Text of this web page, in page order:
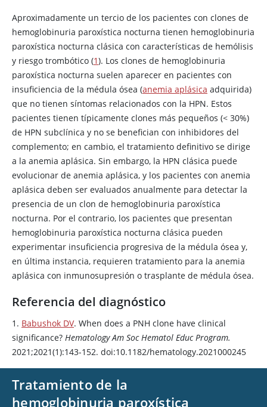
Aproximadamente un tercio de los pacientes con clones de
hemoglobinuria paroxística nocturna tienen hemoglobinuria
paroxística nocturna clásica con características de hemólisis
y riesgo trombótico (1). Los clones de hemoglobinuria
paroxística nocturna suelen aparecer en pacientes con
insuficiencia de la médula ósea (anemia aplásica adquirida)
que no tienen síntomas relacionados con la HPN. Estos
pacientes tienen típicamente clones más pequeños (< 30%)
de HPN subclínica y no se benefician con inhibidores del
complemento; en cambio, el tratamiento definitivo se dirige
a la anemia aplásica. Sin embargo, la HPN clásica puede
evolucionar de anemia aplásica, y los pacientes con anemia
aplásica deben ser evaluados anualmente para detectar la
presencia de un clon de hemoglobinuria paroxística
nocturna. Por el contrario, los pacientes que presentan
hemoglobinuria paroxística nocturna clásica pueden
experimentar insuficiencia progresiva de la médula ósea y,
en última instancia, requieren tratamiento para la anemia
aplásica con inmunosupresión o trasplante de médula ósea.
Referencia del diagnóstico
1. Babushok DV. When does a PNH clone have clinical
significance? Hematology Am Soc Hematol Educ Program.
2021;2021(1):143-152. doi:10.1182/hematology.2021000245
Tratamiento de la
hemoglobinuria paroxística